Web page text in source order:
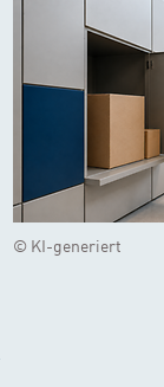
© KI-generiert